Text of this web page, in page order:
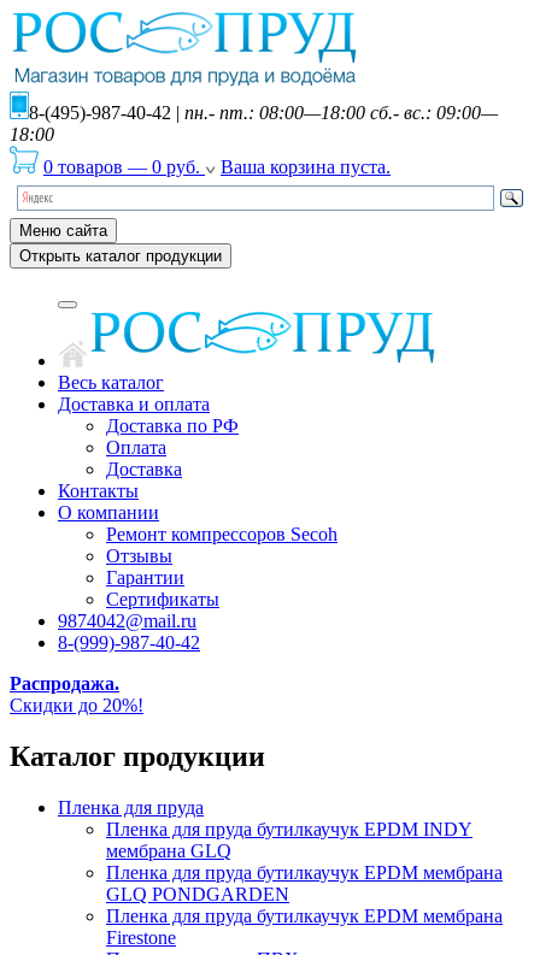
8-(495)-987-40-42 | пн.- пт.: 08:00—18:00 сб.- вс.: 09:00—
18:00
0 товаров — 0 руб. Ваша корзина пуста.
Меню сайта
Открыть каталог продукции
Весь каталог
Доставка и оплата
Доставка по РФ
Оплата
Доставка
Контакты
О компании
Ремонт компрессоров Secoh
Отзывы
Гарантии
Сертификаты
9874042@mail.ru
8-(999)-987-40-42
Распродажа.
Скидки до 20%!
Каталог продукции
Пленка для пруда
Пленка для пруда бутилкаучук EPDM INDY
мембрана GLQ
Пленка для пруда бутилкаучук EPDM мембрана
GLQ PONDGARDEN
Пленка для пруда бутилкаучук EPDM мембрана
Firestone